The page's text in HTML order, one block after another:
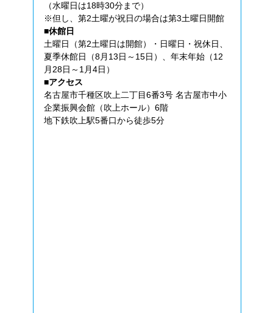
（水曜日は18時30分まで）
※但し、第2土曜が祝日の場合は第3土曜日開館
■休館日
土曜日（第2土曜日は開館）・日曜日・祝休日、
夏季休館日（8月13日～15日）、年末年始（12
月28日～1月4日）
■アクセス
名古屋市千種区吹上二丁目6番3号 名古屋市中小
企業振興会館（吹上ホール）6階
地下鉄吹上駅5番口から徒歩5分